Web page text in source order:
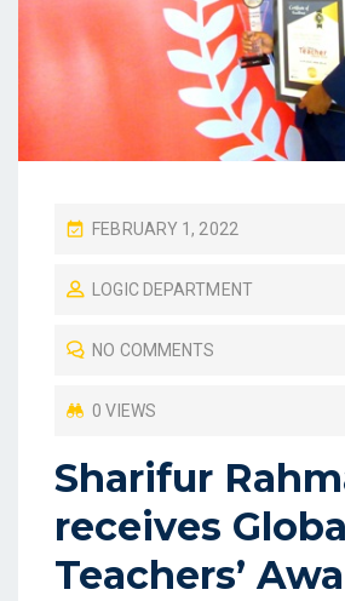
P
S
N
FEBRUARY 1, 2022
LOGIC DEPARTMENT
NO COMMENTS
0 VIEWS
Sharifur
receives
Teachers’